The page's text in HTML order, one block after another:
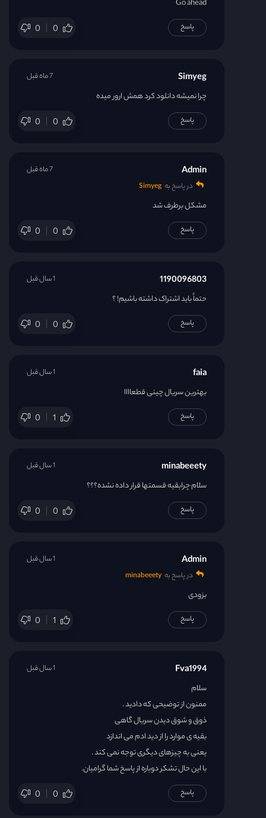
Go ahead
0 0 پاسخ
Simyeg
چرا نمیشه دانلود کرد همش ارور میده
0 0
7 ماه قبل
پاسخ
Admin
در پاسخ به Simyeg
مشکل برطرف شد
0 0
7 ماه قبل
پاسخ
1190096803
حتماً باید اشتراک داشته باشیم! ؟
0 0
1 سال قبل
پاسخ
faia
بهترین سریال چینی قطعاااا
0 1
1 سال قبل
پاسخ
minabeeety
سلام چرابقیه قسمتها قرار داده نشده؟؟؟
0 0
1 سال قبل
پاسخ
Admin
در پاسخ به minabeeety
بزودی
0 1
1 سال قبل
پاسخ
Fva1994
سلام
ممنون از توضیحی که دادید .
ذوق و شوق دیدن سریال گاهی
بقیه ی موارد را از دید ادم می اندازد
یعنی به چیزهای دیگری توجه نمی کند .
با این حال تشکر دوباره از پاسخ شما گرامیان.
0 0
1 سال قبل
پاسخ